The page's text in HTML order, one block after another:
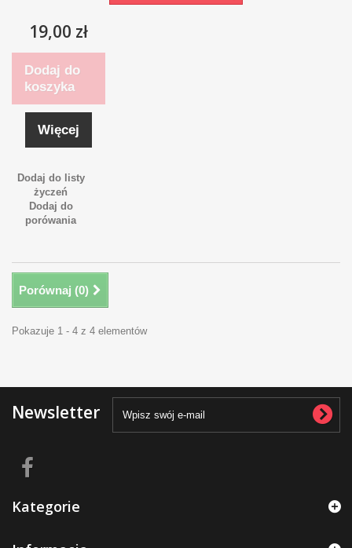
19,00 zł
Dodaj do
koszyka
Więcej
Dodaj do listy
życzeń
Dodaj do
porówania
Porównaj (0)
Pokazuje 1 - 4 z 4 elementów
Newsletter
Kategorie